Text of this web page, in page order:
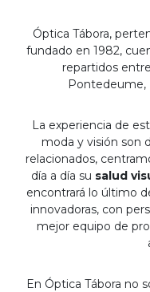
Óptica Tábora,
fundado en 1982,
repartidos
Pontedeume,
La experiencia de
moda y visión son
relacionados,
día a día su salud
encontrará lo último
innovadoras, con
mejor equipo de
En Óptica Tábora no